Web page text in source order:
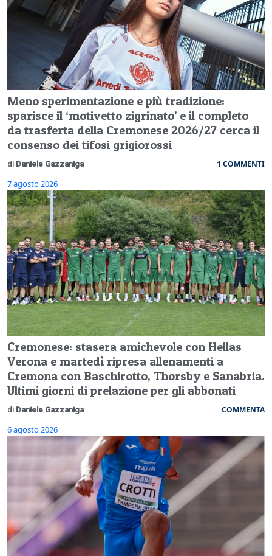
Meno sperimentazione e più tradizione:
sparisce il ‘motivetto zigrinato’ e il completo
da trasferta della Cremonese 2026/27 cerca il
consenso dei tifosi grigiorossi
di Daniele Gazzaniga 1 COMMENTI
7 agosto 2026
Cremonese: stasera amichevole con Hellas
Verona e martedì ripresa allenamenti a
Cremona con Baschirotto, Thorsby e Sanabria.
Ultimi giorni di prelazione per gli abbonati
di Daniele Gazzaniga COMMENTA
6 agosto 2026